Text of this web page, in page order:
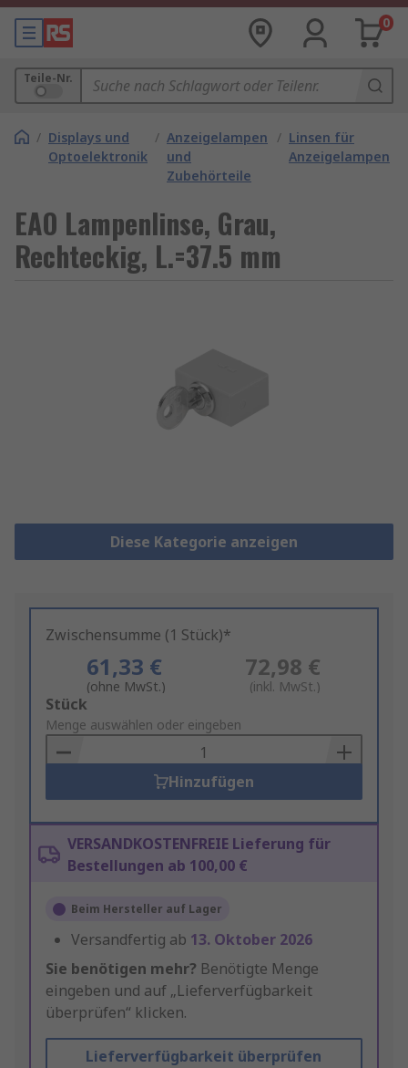
0
Teile-Nr.
/ Displays und
Optoelektronik
/ Anzeigelampen
und
Zubehörteile
/ Linsen für
Anzeigelampen
EAO Lampenlinse, Grau,
Rechteckig, L.=37.5 mm
Diese Kategorie anzeigen
Zwischensumme (1 Stück)*
61,33 €
(ohne MwSt.)
72,98 €
(inkl. MwSt.)
Add
to
Basket
Stück
Menge auswählen oder eingeben
Hinzufügen
VERSANDKOSTENFREIE Lieferung für
Bestellungen ab 100,00 €
Beim Hersteller auf Lager
Versandfertig ab 13. Oktober 2026
Sie benötigen mehr? Benötigte Menge
eingeben und auf „Lieferverfügbarkeit
überprüfen“ klicken.
Lieferverfügbarkeit überprüfen